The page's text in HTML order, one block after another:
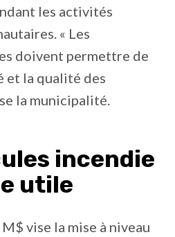
les activités
« Les
doivent permettre de
et la qualité des
la municipalité.
incendie
utile
vise la mise à niveau